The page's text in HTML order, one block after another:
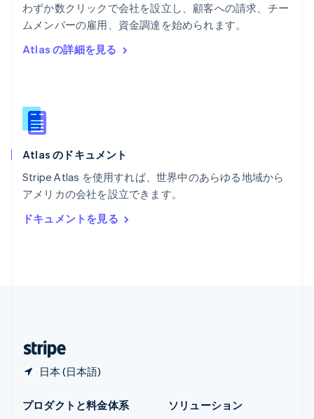
わずか数クリックで会社を設立し、顧客への請求、チー
ムメンバーの雇用、資金調達を始められます。
Atlas の詳細を見る
Atlas のドキュメント
Stripe Atlas を使用すれば、世界中のあらゆる地域から
アメリカの会社を設立できます。
ドキュメントを見る
日本 (日本語)
ポルトガル
PortuguêsEnglish
English
Español
ラトビア
リトアニア
リヒテンシュタイン
DeutschEnglish
ルーマニア
English
プロダクトと料金体系
ソリューション